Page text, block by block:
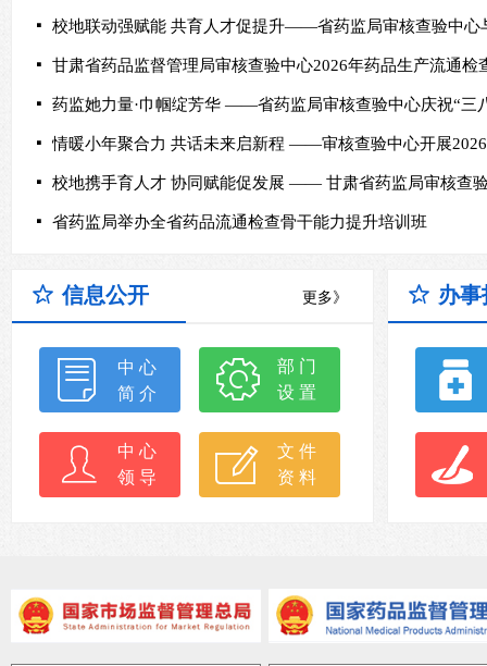
更多》
ꄃ 信息公开
ꂓ
中 心
简 介
ꂉ
部 门
设 置
ꄑ
中 心
领 导
ꂐ
文 件
资 料
넷
넷
넷 药监她力量·巾帼绽芳华 ——省药监局审核查验中心庆祝“三
넷 情暖小年聚合力 共话未来启新程 ——审核查验中心开展
넷
넷 省药监局举办全省药品流通检查骨干能力提升培训班
ꄃ 办事